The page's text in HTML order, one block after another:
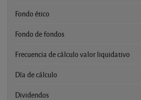
Fondo ético
Fondo de fondos
Frecuencia de cálculo valor liquidativo
Día de cálculo
Dividendos